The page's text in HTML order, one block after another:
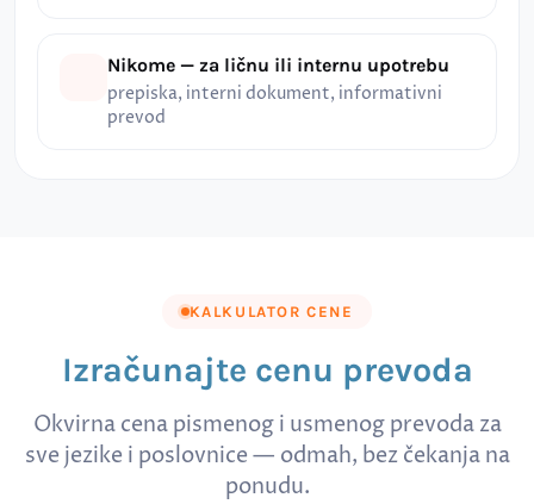
Nikome — za ličnu ili internu upotrebu
prepiska, interni dokument, informativni
prevod
KALKULATOR CENE
Izračunajte cenu prevoda
Okvirna cena pismenog i usmenog prevoda za
sve jezike i poslovnice — odmah, bez čekanja na
ponudu.